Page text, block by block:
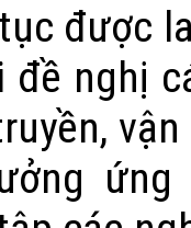
được
đề nghị